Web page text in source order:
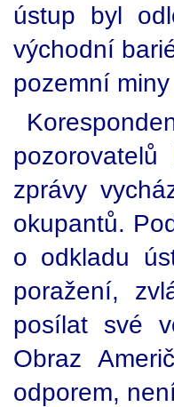
ústup byl
východní
pozemní
zprávy
okupantů.
o odkladu
poražení,
posílat své
Obraz
odporem,